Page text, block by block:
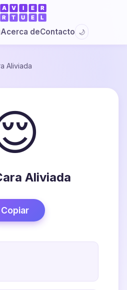
Acerca deContacto 🌙
Aliviada
Aliviada
Copiar